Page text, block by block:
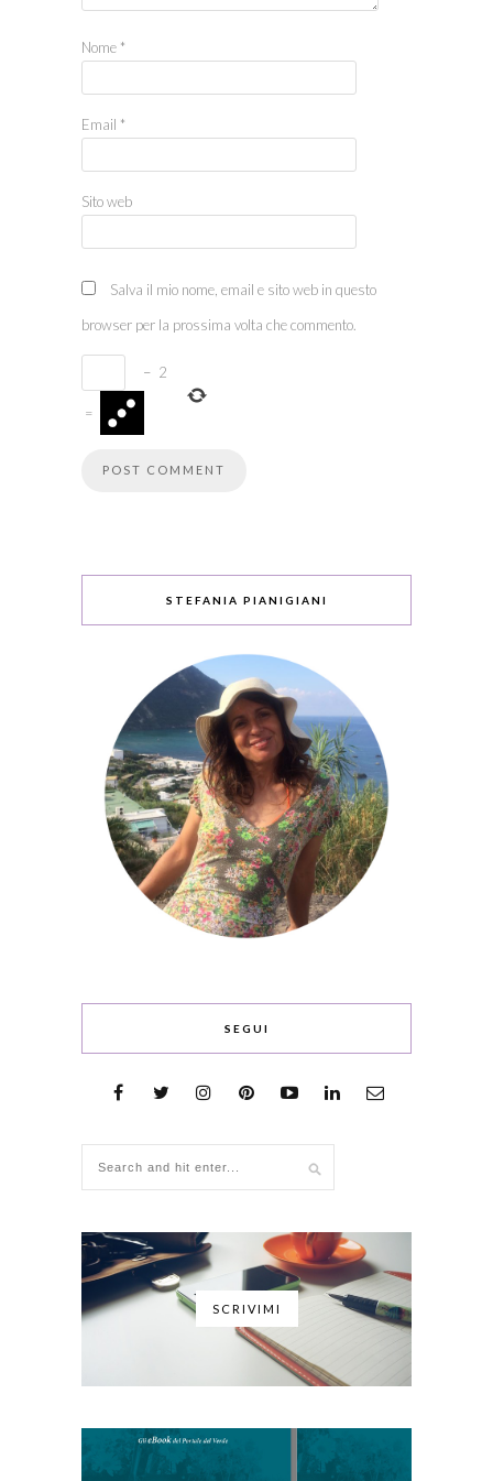
Nome *
Email *
Sito web
Salva il mio nome, email e sito web in questo
browser per la prossima volta che commento.
− 2
=
STEFANIA PIANIGIANI
SEGUI
SCRIVIMI